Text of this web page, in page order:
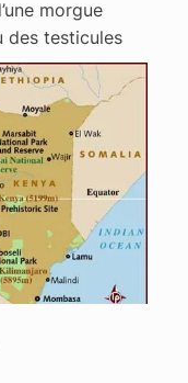
morgue
des testicules